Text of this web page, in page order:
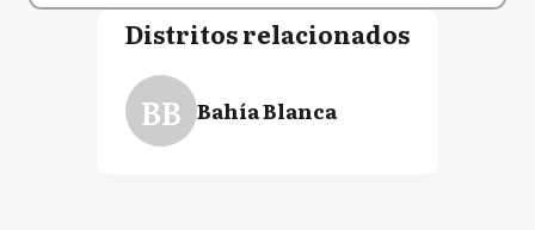
Distritos relacionados
BB Bahía Blanca